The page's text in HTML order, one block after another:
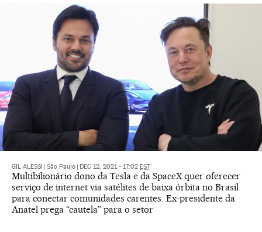
GIL ALESSI São Paulo DEC 12, 2021 - 17:02 EST
Multibilionário dono da Tesla e da SpaceX quer oferecer
serviço de internet via satélites de baixa órbita no Brasil
para conectar comunidades carentes. Ex-presidente da
Anatel prega “cautela” para o setor